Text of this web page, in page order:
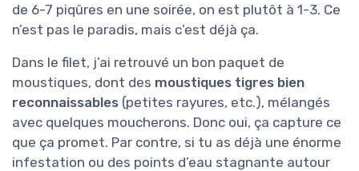
de 6-7 piqûres en une soirée, on est plutôt à 1-3. Ce
n’est pas le paradis, mais c’est déjà ça.
Dans le filet, j’ai retrouvé un bon paquet de
moustiques, dont des moustiques tigres bien
reconnaissables (petites rayures, etc.), mélangés
avec quelques moucherons. Donc oui, ça capture ce
que ça promet. Par contre, si tu as déjà une énorme
infestation ou des points d’eau stagnante autour